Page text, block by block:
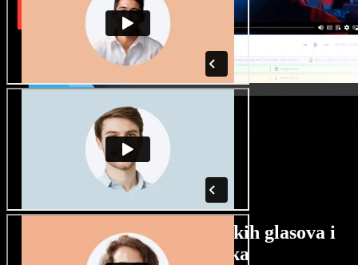
Veliki izbor muških i ženskih glasova i
raznih naglasaka